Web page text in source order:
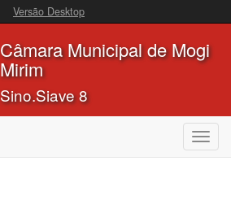
Versão Desktop
Câmara Municipal de Mogi
Mirim
Sino.Siave 8